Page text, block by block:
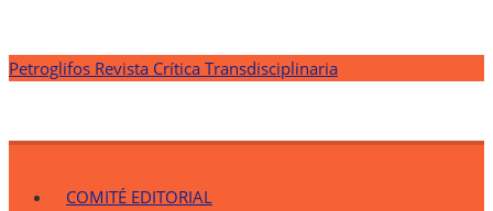
Saltar
Petroglifos Revista Crítica Transdisciplinaria
COMITÉ EDITORIAL